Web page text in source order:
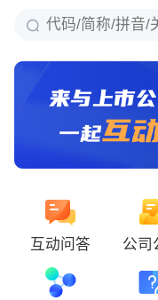
互动问答 公司